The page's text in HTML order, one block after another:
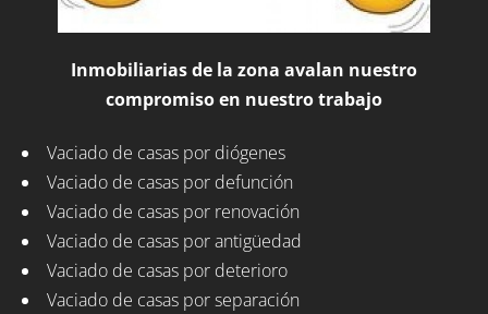
Inmobiliarias de la zona avalan nuestro
compromiso en nuestro trabajo
Vaciado de casas por diógenes
Vaciado de casas por defunción
Vaciado de casas por renovación
Vaciado de casas por antigüedad
Vaciado de casas por deterioro
Vaciado de casas por separación